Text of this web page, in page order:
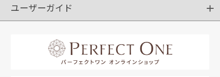
定期購入
ポイントサービス
お知らせメール
ユーザーガイド